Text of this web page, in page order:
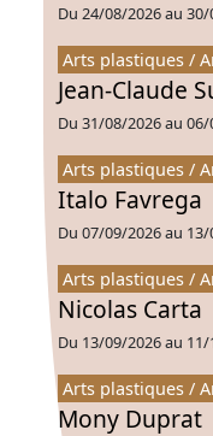
Du 24/08/2026 au
Arts plastiques /
Jean-Claude
Du 31/08/2026 au
Arts plastiques /
Italo Favrega
Du 07/09/2026 au
Arts plastiques /
Nicolas Carta
Du 13/09/2026 au
Arts plastiques /
Mony Duprat